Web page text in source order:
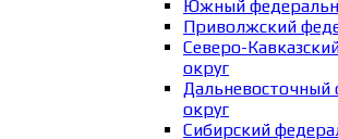
Южный
Приволжский
Северо-
округ
Дальневосточный
округ
Сибирский